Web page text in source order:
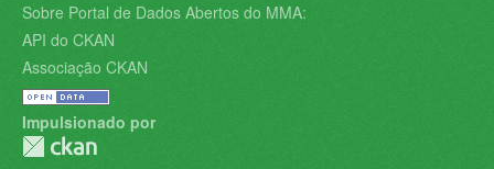
Sobre Portal de Dados Abertos do MMA:
API do CKAN
Associação CKAN
Impulsionado por